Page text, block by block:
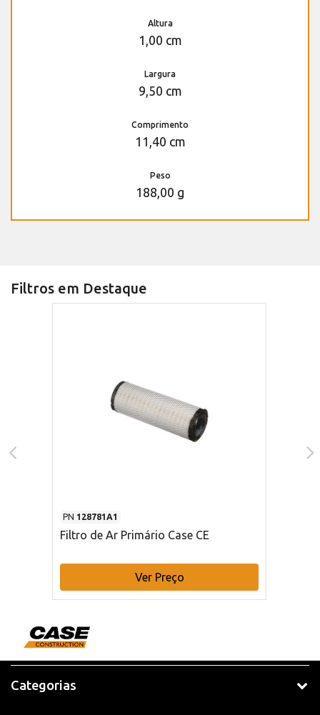
Altura
1,00 cm
Largura
9,50 cm
Comprimento
11,40 cm
Peso
188,00 g
Filtros em Destaque
PN 128781A1
Filtro de Ar Primário Case CE
Ver Preço
Categorias